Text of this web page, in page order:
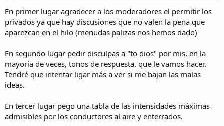
En primer lugar agradecer a los moderadores el permitir los
privados ya que hay discusiones que no valen la pena que
aparezcan en el hilo (menudas palizas nos hemos dado)
En segundo lugar pedir disculpas a "to dios" por mis, en la
mayoría de veces, tonos de respuesta. que le vamos hacer.
Tendré que intentar ligar más a ver si me bajan las malas
ideas.
En tercer lugar pego una tabla de las intensidades máximas
admisibles por los conductores al aire y enterrados.